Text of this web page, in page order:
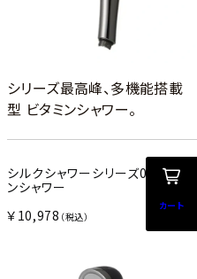
シリーズ最高峰、多機能搭載
型 ビタミンシャワー。
シルクシャワーシリーズ09 ビタミ
ンシャワー
￥10,978 （税込）
カート